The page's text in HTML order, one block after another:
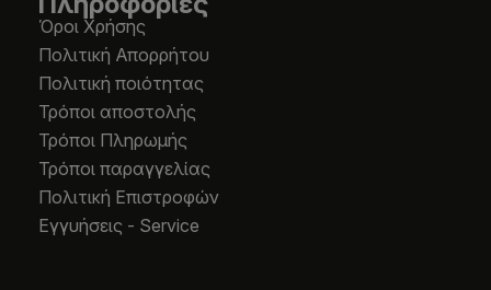
Όροι Χρήσης
Πολιτική Απορρήτου
Πολιτική ποιότητας
Τρόποι αποστολής
Τρόποι Πληρωμής
Τρόποι παραγγελίας
Πολιτική Επιστροφών
Εγγυήσεις - Service